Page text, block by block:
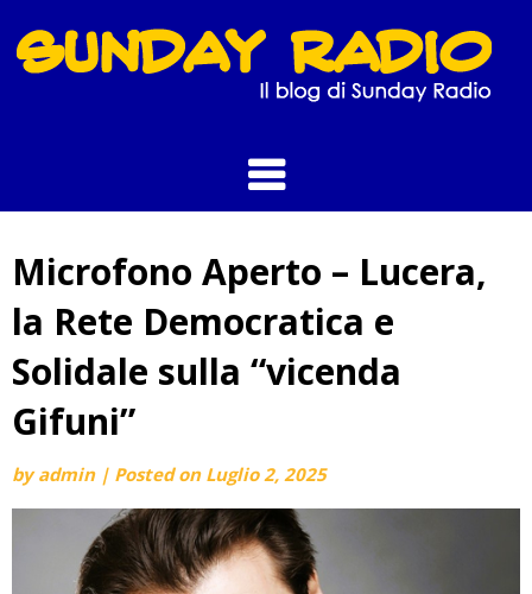
to
content
Microfono Aperto – Lucera,
la Rete Democratica e
Solidale sulla “vicenda
Gifuni”
byadmin | Posted on Luglio 2, 2025